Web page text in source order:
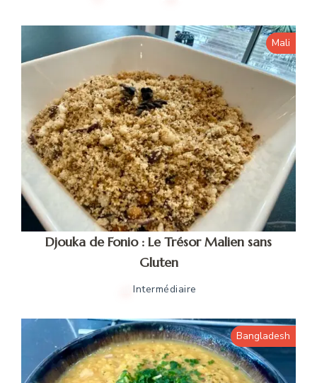
Mali
Djouka de Fonio : Le Trésor Malien sans
Gluten
Intermédiaire
Bangladesh